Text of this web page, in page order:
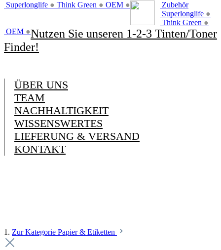
Superlonglife ● Think Green ● OEM ●
Zubehör
Superlonglife ●
Think Green ●
OEM ●Nutzen Sie unseren 1-2-3 Tinten/Toner
Finder!
ÜBER UNS
TEAM
NACHHALTIGKEIT
WISSENSWERTES
LIEFERUNG & VERSAND
KONTAKT
1. Zur Kategorie Papier & Etiketten